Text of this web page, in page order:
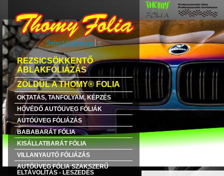
Select Language ▼
REZSICSÖKKENTŐ
ABLAKFÓLIÁZÁS
ZÖLDÜL A THOMY® FOLIA
OKTATÁS, TANFOLYAM, KÉPZÉS
HŐVÉDŐ AUTÓÜVEG FÓLIÁK
AUTÓÜVEG FÓLIÁZÁS
BABABARÁT FÓLIA
KISÁLLATBARÁT FÓLIA
VILLANYAUTÓ FÓLIÁZÁS
AUTÓÜVEG FÓLIA SZAKSZERŰ
ELTÁVOLÍTÁS - LESZEDÉS